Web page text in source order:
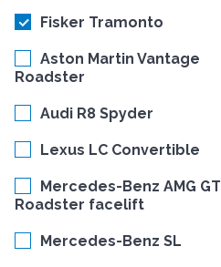
Fisker Tramonto
Aston Martin Vantage
Roadster
Audi R8 Spyder
Lexus LC Convertible
Mercedes-Benz AMG GT
Roadster facelift
Mercedes-Benz SL